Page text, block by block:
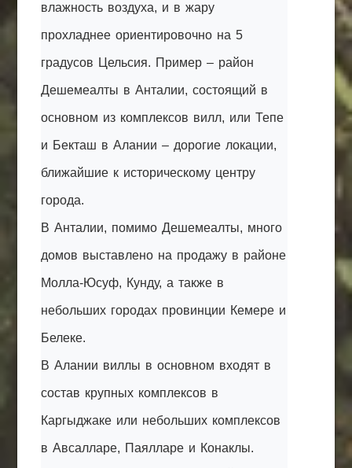
влажность воздуха, и в жару
прохладнее ориентировочно на 5
градусов Цельсия. Пример – район
Дешемеалты в Анталии, состоящий в
основном из комплексов вилл, или Тепе
и Бекташ в Алании – дорогие локации,
ближайшие к историческому центру
города.
В Анталии, помимо Дешемеалты, много
домов выставлено на продажу в районе
Молла-Юсуф, Кунду, а также в
небольших городах провинции Кемере и
Белеке.
В Алании виллы в основном входят в
состав крупных комплексов в
Каргыджаке или небольших комплексов
в Авсалларе, Паялларе и Конаклы.